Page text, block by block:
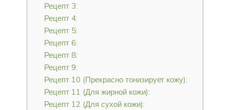
Рецепт 3:
Рецепт 4:
Рецепт 5:
Рецепт 6:
Рецепт 8:
Рецепт 9:
Рецепт 10 (Прекрасно тонизирует кожу):
Рецепт 11 (Для жирной кожи):
Рецепт 12 (Для сухой кожи):